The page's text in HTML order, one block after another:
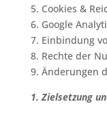
5. Cookies &
6. Google
7. Einbindung
8. Rechte der
9. Änderungen
1. Zielsetzung